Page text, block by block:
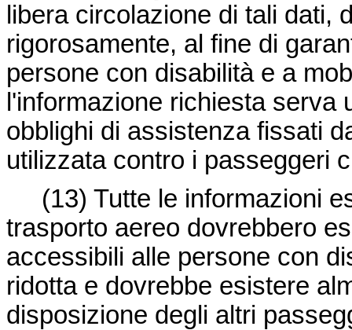
libera circolazione di tali dati,
rigorosamente, al fine di
persone con disabilità e a
l'informazione richiesta serva
obblighi di assistenza fissati
utilizzata contro i passeggeri
(13) Tutte le informazioni
trasporto aereo dovrebbero
accessibili alle persone con
ridotta e dovrebbe esistere
disposizione degli altri